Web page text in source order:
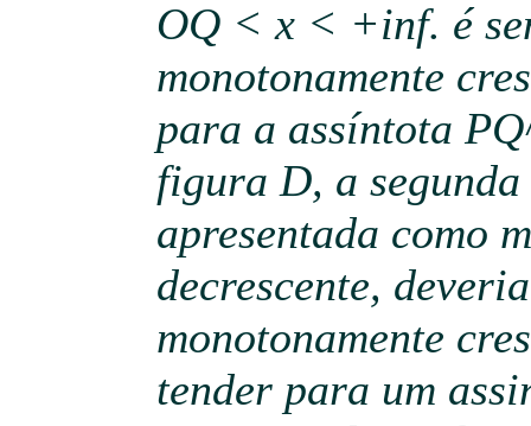
OQ < x < +inf. é
monotonamente
para a assíntota
figura D, a
apresentada como
decrescente,
monotonamente
tender para um